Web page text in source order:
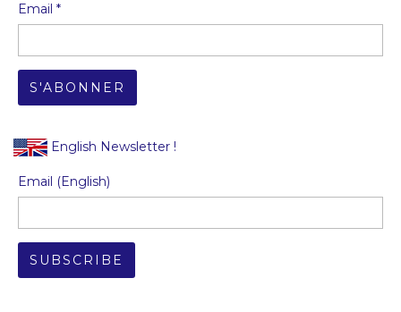
Email *
English Newsletter !
Email (English)